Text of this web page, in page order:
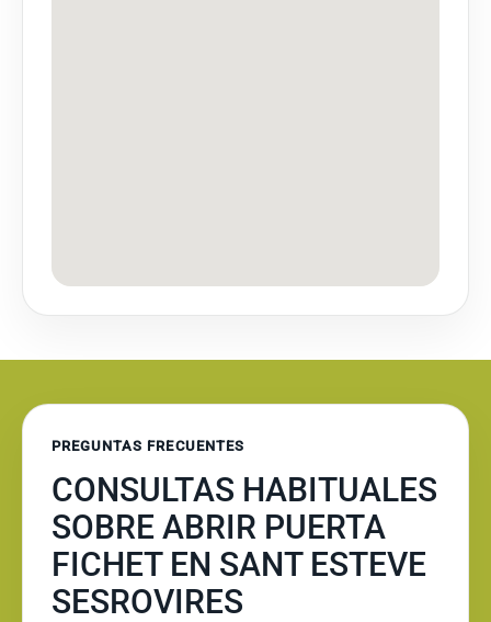
PREGUNTAS FRECUENTES
CONSULTAS HABITUALES
SOBRE ABRIR PUERTA
FICHET EN SANT ESTEVE
SESROVIRES